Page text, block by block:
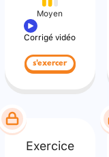
Moyen
Corrigé vidéo
s'exercer
Exercice